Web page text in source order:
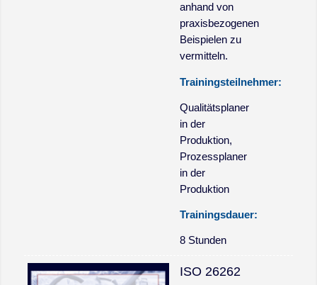
anhand von
praxisbezogenen
Beispielen zu
vermitteln.
Trainingsteilnehmer:
Qualitätsplaner
in der
Produktion,
Prozessplaner
in der
Produktion
Trainingsdauer:
8 Stunden
ISO 26262